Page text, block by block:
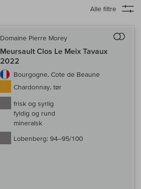
Alle filtre
Domaine Pierre Morey
Meursault Clos Le Meix Tavaux
2022
Bourgogne, Cote de Beaune
Chardonnay, tør
frisk og syrlig
fyldig og rund
mineralsk
Lobenberg: 94–95/100